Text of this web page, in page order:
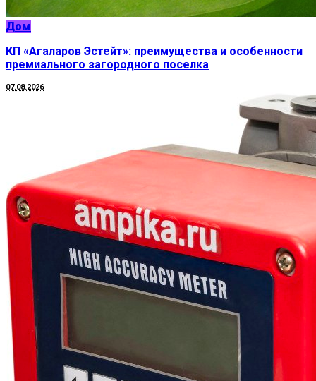
Дом
КП «Агаларов Эстейт»: преимущества и особенности
премиального загородного поселка
07.08.2026